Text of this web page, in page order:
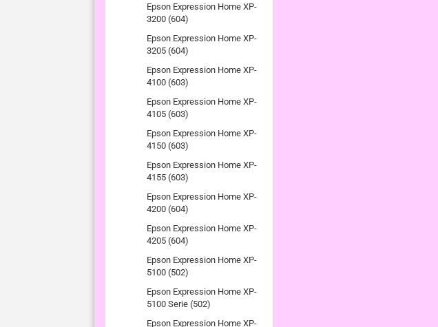
Epson Expression Home XP-
3200 (604)
Epson Expression Home XP-
3205 (604)
Epson Expression Home XP-
4100 (603)
Epson Expression Home XP-
4105 (603)
Epson Expression Home XP-
4150 (603)
Epson Expression Home XP-
4155 (603)
Epson Expression Home XP-
4200 (604)
Epson Expression Home XP-
4205 (604)
Epson Expression Home XP-
5100 (502)
Epson Expression Home XP-
5100 Serie (502)
Epson Expression Home XP-